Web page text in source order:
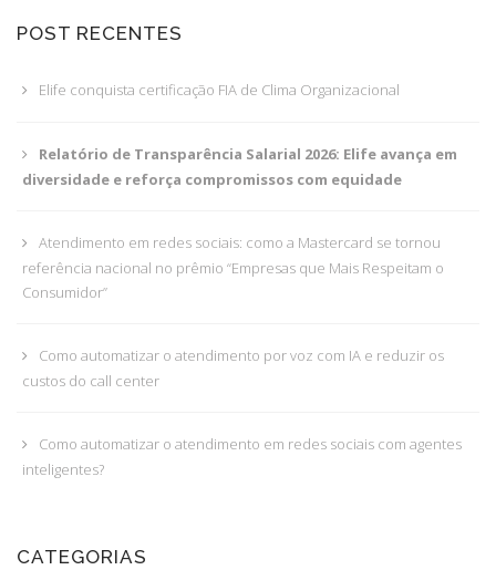
POST RECENTES
Elife conquista certificação FIA de Clima Organizacional
Relatório de Transparência Salarial 2026: Elife avança em
diversidade e reforça compromissos com equidade
Atendimento em redes sociais: como a Mastercard se tornou
referência nacional no prêmio “Empresas que Mais Respeitam o
Consumidor”
Como automatizar o atendimento por voz com IA e reduzir os
custos do call center
Como automatizar o atendimento em redes sociais com agentes
inteligentes?
CATEGORIAS